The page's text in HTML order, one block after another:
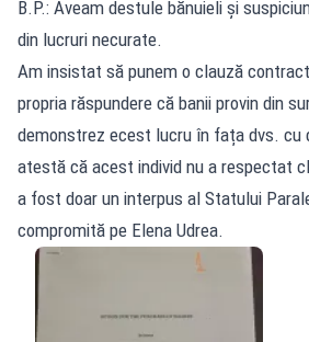
B.P.: Aveam destule bănuieli și
din lucruri necurate.
Am insistat să punem o clauză
propria răspundere că banii provin din
demonstrez ecest lucru în fața dvs. cu
atestă că acest individ nu a respectat
a fost doar un interpus al Statului
compromită pe Elena Udrea.